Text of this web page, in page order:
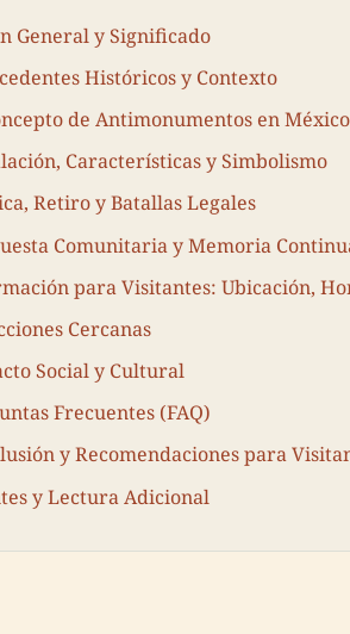
General y Significado
Históricos y Contexto
de Antimonumentos en México
Características y Simbolismo
Retiro y Batallas Legales
Comunitaria y Memoria
para Visitantes: Ubicación,
Cercanas
Social y Cultural
Frecuentes (FAQ)
y Recomendaciones para
y Lectura Adicional